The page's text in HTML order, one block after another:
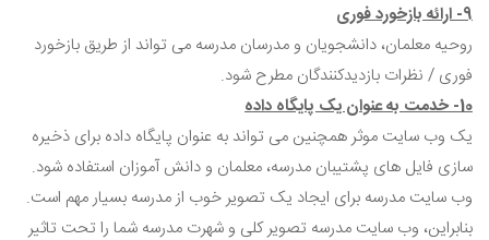
9- ارائه بازخورد فوری
روحیه معلمان، دانشجویان و مدرسان مدرسه می تواند از طریق بازخورد
فوری / نظرات بازدیدکنندگان مطرح شود.
10- خدمت به عنوان یک پایگاه داده
یک وب سایت موثر همچنین می تواند به عنوان پایگاه داده برای ذخیره
سازی فایل های پشتیبان مدرسه، معلمان و دانش آموزان استفاده شود.
وب سایت مدرسه برای ایجاد یک تصویر خوب از مدرسه بسیار مهم است.
بنابراین، وب سایت مدرسه تصویر کلی و شهرت مدرسه شما را تحت تاثیر